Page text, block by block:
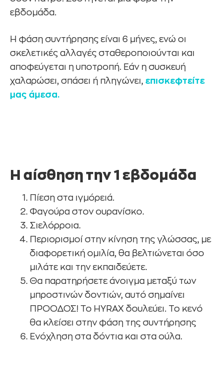
εβδομάδα.
Η φάση συντήρησης είναι 6 μήνες, ενώ οι
σκελετικές αλλαγές σταθεροποιούνται και
αποφεύγεται η υποτροπή. Εάν η συσκευή
χαλαρώσει, σπάσει ή πληγώνει, επισκεφτείτε
μας άμεσα.
Η αίσθηση την 1 εβδομάδα
Πίεση στα ιγμόρειά.
Φαγούρα στον ουρανίσκο.
Σιελόρροια.
Περιορισμοί στην κίνηση της γλώσσας, με
διαφορετική ομιλία, θα βελτιώνεται όσο
μιλάτε και την εκπαιδεύετε.
Θα παρατηρήσετε άνοιγμα μεταξύ των
μπροστινών δοντιών, αυτό σημαίνει
ΠΡΟΟΔΟΣ! Το HYRAX δουλεύει. Το κενό
θα κλείσει στην φάση της συντήρησης
Ενόχληση στα δόντια και στα ούλα.